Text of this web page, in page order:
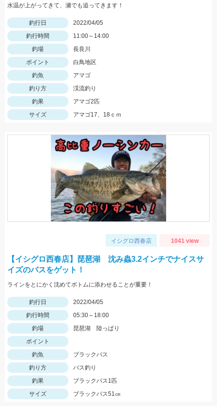
水温が上がってきて、瀬でも追ってきます！
釣行日
2022/04/05
釣行時間
11:00～14:00
釣場
長良川
ポイント
白鳥地区
釣魚
アマゴ
釣り方
渓流釣り
釣果
アマゴ2匹
サイズ
アマゴ17、18ｃｍ
イシグロ西春店 1041 view
【イシグロ西春店】琵琶湖 沈み蟲3.2インチでナイスサ
イズのバスをゲット！
ラインをとにかく沈めてボトムに添わせることが重要！
釣行日
2022/04/05
釣行時間
05:30～18:00
釣場
琵琶湖 陸っぱり
ポイント
釣魚
ブラックバス
釣り方
バス釣り
釣果
ブラックバス1匹
サイズ
ブラックバス51㎝